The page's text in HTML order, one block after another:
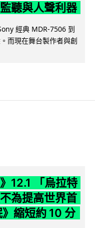
聽與人聲利器
經典 MDR-7506 到
而現在舞台製作者與創
12.1 「烏拉特
為提高世界首
縮短約 10 分